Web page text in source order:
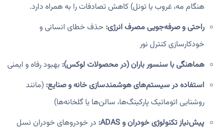
هنگام مه، غروب یا تونل) کاهش تصادفات را به همراه دارد.
راحتی و صرفه‌جویی مصرف انرژی: حذف خطای انسانی و
خودکارسازی کنترل نور
هماهنگی با سنسور باران (در محصولات لوکس): بهبود رفاه و ایمنی
استفاده در سیستم‌های هوشمندسازی خانه و صنایع: (مانند
روشنایی اتوماتیک پارکینگ‌ها، سالن‌ها یا گلخانه‌ها)
پیش‌نیاز تکنولوژی خودران و ADAS:
در خودروهای خودران نسل